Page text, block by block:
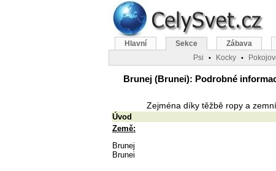
Brunej (Brunei): Podrobné
Zejména díky těžbě ropy a
Úvod
Země:
Brunej
Brunei
Hlavní Sekce Zábava
Psi
• Kocky •